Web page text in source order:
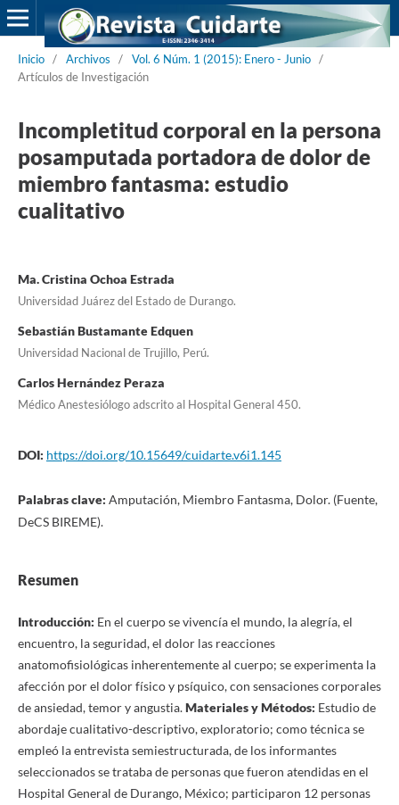
Inicio / Archivos / Vol. 6 Núm. 1 (2015): Enero - Junio /
Artículos de Investigación
Incompletitud corporal en la persona
posamputada portadora de dolor de
miembro fantasma: estudio
cualitativo
Ma. Cristina Ochoa Estrada
Universidad Juárez del Estado de Durango.
Sebastián Bustamante Edquen
Universidad Nacional de Trujillo, Perú.
Carlos Hernández Peraza
Médico Anestesiólogo adscrito al Hospital General 450.
DOI: https://doi.org/10.15649/cuidarte.v6i1.145
Palabras clave: Amputación, Miembro Fantasma, Dolor. (Fuente,
DeCS BIREME).
Resumen
Introducción: En el cuerpo se vivencía el mundo, la alegría, el
encuentro, la seguridad, el dolor las reacciones
anatomofisiológicas inherentemente al cuerpo; se experimenta la
afección por el dolor físico y psíquico, con sensaciones corporales
de ansiedad, temor y angustia.Materiales yMétodos: Estudio de
abordaje cualitativo-descriptivo, exploratorio; como técnica se
empleó la entrevista semiestructurada, de los informantes
seleccionados se trataba de personas que fueron atendidas en el
Hospital General de Durango, México; participaron 12 personas